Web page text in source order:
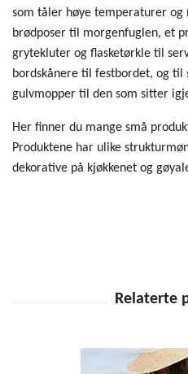
som tåler høye temperaturer og
brødposer til morgenfuglen, et
grytekluter og flasketørkle til
bordskånere til festbordet, og
gulvmopper til den som sitter
Her finner du mange små
Produktene har ulike
dekorative på kjøkkenet og